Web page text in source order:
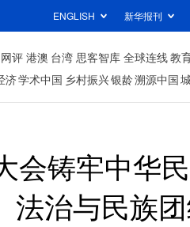
ENGLISH 新华报刊
网评 港澳 台湾 思客智库 全球连线教
济学术中国 乡村振兴银龄溯源中国
会铸牢中华
法治与民族